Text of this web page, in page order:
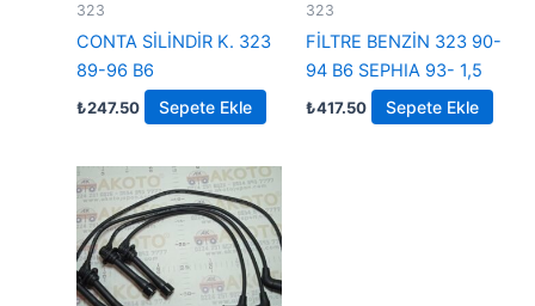
323
CONTA SİLİNDİR K. 323
89-96 B6
₺247.50 Sepete Ekle
323
FİLTRE BENZİN 323 90-
94 B6 SEPHIA 93- 1,5
₺417.50 Sepete Ekle